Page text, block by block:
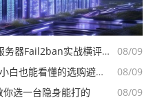
08/09
评，哪款能扛住爆破还能跑满带宽？
08/09
能看懂的选购避坑指南
08/09
选一台隐身能打的